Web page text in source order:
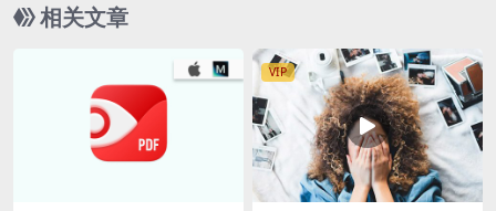
相关文章
VIP